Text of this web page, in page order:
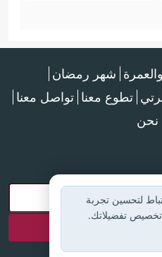
شهر رمضان
تطوع معنا تواصل معنا
لتحسين تجربة
تفضيلاتك.